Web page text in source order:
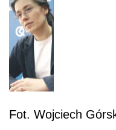
Fot. Wojciech